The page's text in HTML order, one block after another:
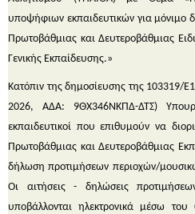
υποψήφιων εκπαιδευτικών για μόνιμο
Πρωτοβάθμιας και Δευτεροβάθμιας
Γενικής Εκπαίδευσης.»
Κατόπιν της δημοσίευσης της
2026, ΑΔΑ: 9ΘΧ346ΝΚΠΔ-ΔΤΣ)
εκπαιδευτικοί που επιθυμούν να
Πρωτοβάθμιας και Δευτεροβάθμιας
δήλωση προτιμήσεων περιοχών/
Οι αιτήσεις - δηλώσεις
υποβάλλονται ηλεκτρονικά μέσω